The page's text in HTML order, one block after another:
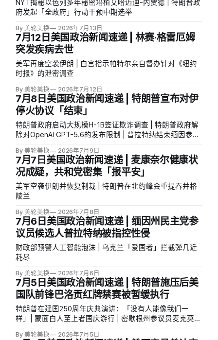
NYT揭秘以色列多年秘密培植艾哈迈迪-内贾德 | 特朗普政
府发起「全政府」行动干预中期选举
By 美轮美换 2026年7月13日
7月12日美国政治新闻速递 | 林赛·格雷厄姆
突发疾病去世
美军再度空袭伊朗 | 白宫指示帕特尔亲自督办针对《纽约
时报》的泄密调查
By 美轮美换 2026年7月12日
7月8日美国政治新闻速递 | 特朗普宣布对伊
停火协议「结束」
特朗普政府启动大规模H-1B签证欺诈调查 | 特朗普政府解
除对OpenAI GPT-5.6的发布限制 | 普拉特纳结束缅因参院
By 美轮美换 2026年7月9日
7月7日美国政治新闻速递 | 麦康奈尔健康状
况成疑，共和党密集「报平安」
美军空袭伊朗并恢复制裁 | 特朗普在北约峰会重提吞并格
陵兰
By 美轮美换 2026年7月8日
7月6日美国政治新闻速递 | 缅因州民主党参
议员候选人普拉特纳被指控性侵
财政部预警人工智能泡沫 | 乌克兰「爱国者」拦截弹几近
耗尽
By 美轮美换 2026年7月6日
7月5日美国政治新闻速递 | 特朗普施压后美
国队前锋巴洛贡红牌禁赛被暂缓执行
特朗普在建国250周年庆典演讲：「没有人能像我们一
样」| 蒙面白人至上者国庆游行 | 密歇根州参议员麦克莫罗
By 美轮美换 2026年7月5日